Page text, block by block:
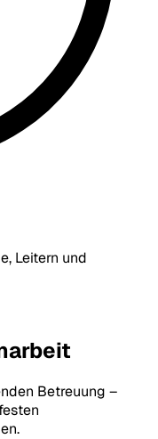
Leitern und
Betreuung –